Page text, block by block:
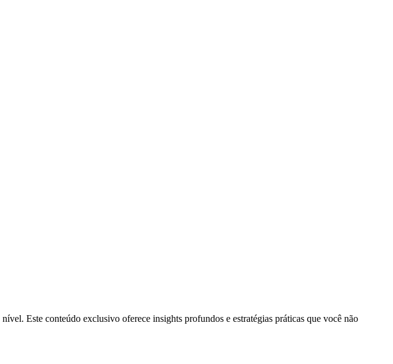
Este conteúdo exclusivo oferece insights profundos e estratégias práticas que você não